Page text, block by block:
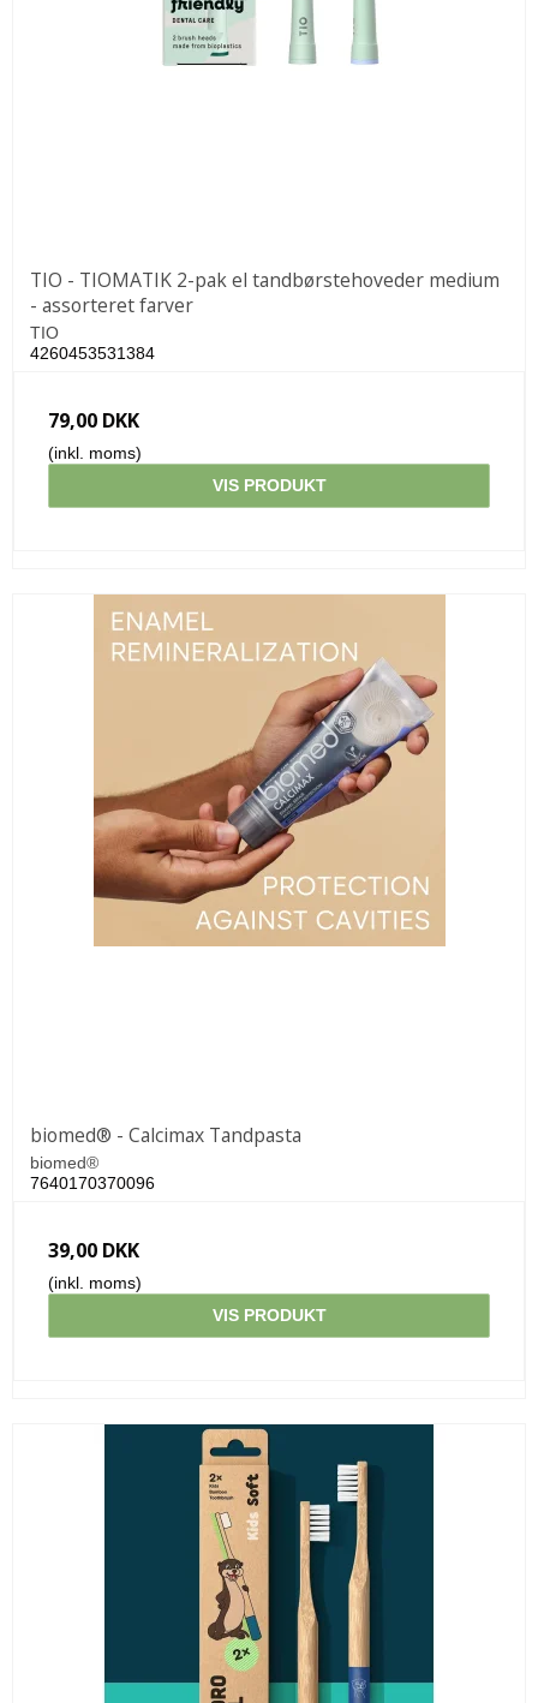
TIO - TIOMATIK 2-pak el tandbørstehoveder medium
- assorteret farver
TIO
4260453531384
79,00 DKK
(inkl. moms)
VIS PRODUKT
biomed® - Calcimax Tandpasta
biomed®
7640170370096
39,00 DKK
(inkl. moms)
VIS PRODUKT